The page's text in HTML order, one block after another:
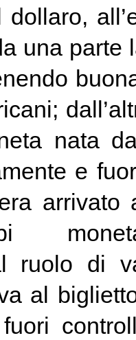
una parte
nata
e
ruolo di
al